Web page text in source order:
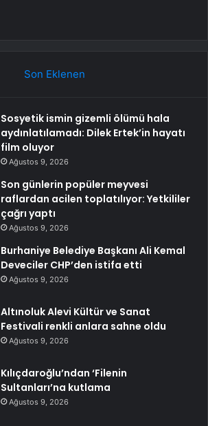
Son Eklenen
Sosyetik ismin gizemli ölümü hala
aydınlatılamadı: Dilek Ertek’in hayatı
film oluyor
Ağustos 9, 2026
Son günlerin popüler meyvesi
raflardan acilen toplatılıyor: Yetkililer
çağrı yaptı
Ağustos 9, 2026
Burhaniye Belediye Başkanı Ali Kemal
Deveciler CHP’den istifa etti
Ağustos 9, 2026
Altınoluk Alevi Kültür ve Sanat
Festivali renkli anlara sahne oldu
Ağustos 9, 2026
Kılıçdaroğlu’ndan ‘Filenin
Sultanları’na kutlama
Ağustos 9, 2026